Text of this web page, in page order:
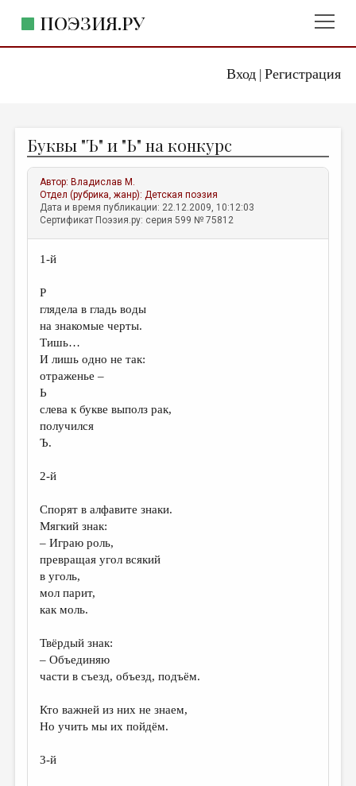
Вход| Регистрация
ПОЭЗИЯ.РУ
ЖАНРЫ
АВТОРЫ
КОММЕНТАРИИ
ЛИТСАЛОН
НОВОСТИ
ПРАВИЛА САЙТА
ОТДЕЛЫ И РУБРИКИ
ИЗБРАННОЕ
ДАЙДЖЕСТ
ПРОИЗВЕДЕНИЯ
ПЕРЕВОДЫ
КНИЖНАЯ ПОЛКА
ОБЗОР ЛИТЕРАТУРЫ
СТРАНИЦЫ ПАМЯТИ
ОБЪЯВЛЕНИЯ
КОЛОНКА РЕДАКТОРА
РЕДКОЛЛЕГИЯ
МАЛАЯ ПРОЗА
Буквы "Ъ" и "Ь" на конкурс
Автор: Владислав М.
Отдел (рубрика, жанр):Детская поэзия
Дата и время публикации: 22.12.2009, 10:12:03
Сертификат Поэзия.ру: серия 599 № 75812
1-й
Р
глядела в гладь воды
на знакомые черты.
Тишь…
И лишь одно не так:
отраженье –
Ь
слева к букве выполз рак,
получился
Ъ.
2-й
Спорят в алфавите знаки.
Мягкий знак:
– Играю роль,
превращая угол всякий
в уголь,
мол парит,
как моль.
Твёрдый знак:
– Объединяю
части в съезд, объезд, подъём.
Кто важней из них не знаем,
Но учить мы их пойдём.
3-й